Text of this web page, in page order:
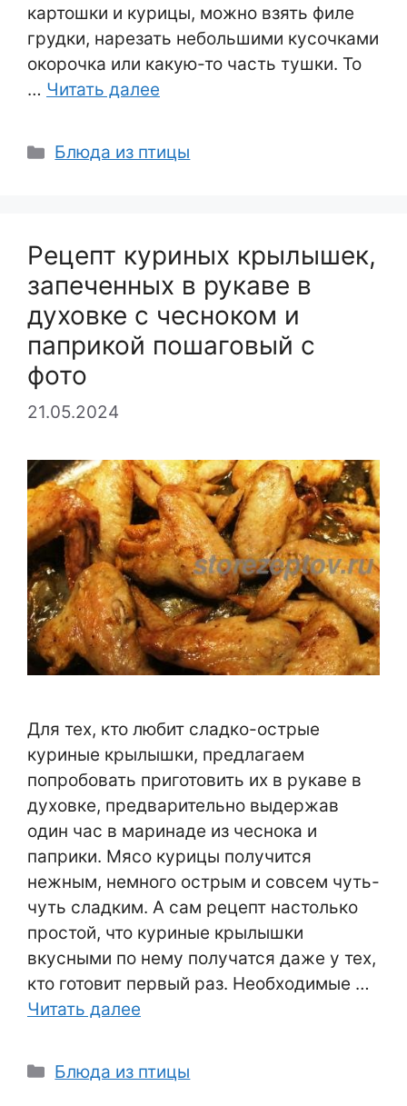
картошки и курицы, можно взять филе
грудки, нарезать небольшими кусочками
окорочка или какую-то часть тушки. То
… Читать далее
Рубрики
Блюда из птицы
Рецепт куриных крылышек,
запеченных в рукаве в
духовке с чесноком и
паприкой пошаговый с
фото
21.05.2024
Для тех, кто любит сладко-острые
куриные крылышки, предлагаем
попробовать приготовить их в рукаве в
духовке, предварительно выдержав
один час в маринаде из чеснока и
паприки. Мясо курицы получится
нежным, немного острым и совсем чуть-
чуть сладким. А сам рецепт настолько
простой, что куриные крылышки
вкусными по нему получатся даже у тех,
кто готовит первый раз. Необходимые …
Читать далее
Рубрики
Блюда из птицы